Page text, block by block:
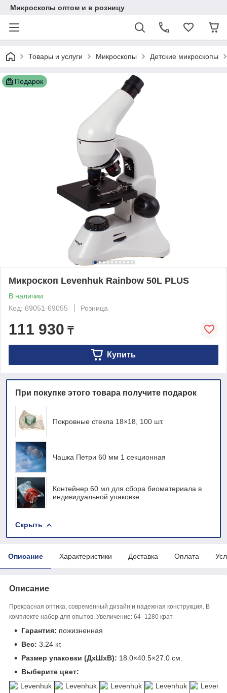
Микроскопы оптом и в розницу
Товары и услуги Микроскопы Детские микроскопы
Подарок
Микроскоп Levenhuk Rainbow 50L PLUS
В наличии
Код: 69051-69055
Розница
111 930 ₸
Купить
При покупке этого товара получите подарок
Покровные стекла 18×18, 100 шт.
Чашка Петри 60 мм 1 секционная
Контейнер 60 мл для сбора биоматериала в
индивидуальной упаковке
Скрыть
Описание Характеристики Доставка Оплата
Описание
Прекрасная оптика, современный дизайн и надежная конструкция. В
комплекте набор для опытов. Увеличение: 64–1280 крат
Гарантия: пожизненная
Вес: 3.24 кг.
Размер упаковки (ДхШхВ): 18.0×40.5×27.0 см.
Выберите цвет: